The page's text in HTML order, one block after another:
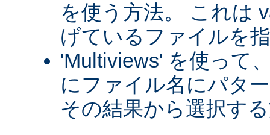
を使う方法。 これは
げているファイルを
'Multiviews' を使って
にファイル名にパタ
その結果から選択す